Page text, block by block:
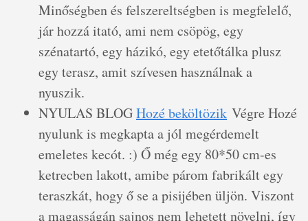
Minőségben és felszereltségben is megfelelő,
jár hozzá itató, ami nem csöpög, egy
szénatartó, egy házikó, egy etetőtálka plusz
egy terasz, amit szívesen használnak a
nyuszik.
NYULAS BLOGHozé beköltözik Végre Hozé
nyulunk is megkapta a jól megérdemelt
emeletes kecót. :) Ő még egy 80*50 cm-es
ketrecben lakott, amibe párom fabrikált egy
teraszkát, hogy ő se a pisijében üljön. Viszont
a magasságán sajnos nem lehetett növelni, így